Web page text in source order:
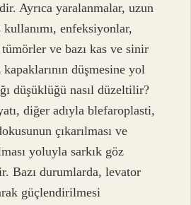
Ayrıca yaralanmalar, uzun
enfeksiyonlar,
ve bazı kas ve sinir
kapaklarının düşmesine yol
düşüklüğü nasıl düzeltilir?
diğer adıyla blefaroplasti,
çıkarılması ve
yoluyla sarkık göz
Bazı durumlarda, levator
güçlendirilmesi